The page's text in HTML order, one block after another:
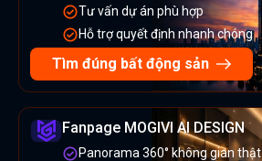
Tư vấn dự án phù hợp
Hỗ trợ quyết định nhanh chóng
Tìm đúng bất động sản
Fanpage MOGIVI AI DESIGN
Panorama 360° không gian thật